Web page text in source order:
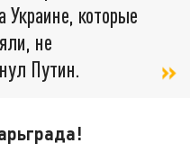
которые
не
Путин.